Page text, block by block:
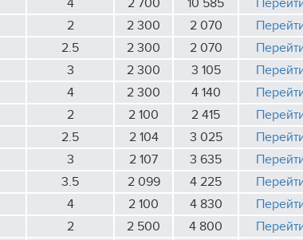
4 2 700 10 585
2 2 300 2 070
2.5 2 300 2 070
3 2 300 3 105
4 2 300 4 140
2 2 100 2 415
2.5 2 104 3 025
3 2 107 3 635
3.5 2 099 4 225
4 2 100 4 830
2 2 500 4 800